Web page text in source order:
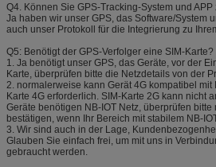
Q4. Können Sie GPS-Tracking-System und
Ja haben wir unser GPS, das Software/System
auch unser Protokoll für die Integrierung zu
Q5: Benötigt der GPS-Verfolger eine SIM-Karte?
1. Ja benötigt unser GPS, das Geräte, vor der
Karte, überprüfen bitte die Netzdetails von der
2. normalerweise kann Gerät 4G kompatibel mit
Karte 4G erforderlich. SIM-Karte 2G kann nicht
Geräte benötigen NB-IOT Netz, überprüfen bitte
bestätigen, wenn Ihr Bereich mit stabilem NB-
3. Wir sind auch in der Lage,
Glauben Sie einfach frei, um mit uns in
gebraucht werden.